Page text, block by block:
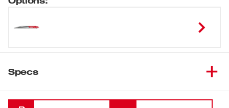
Specs
Cargando